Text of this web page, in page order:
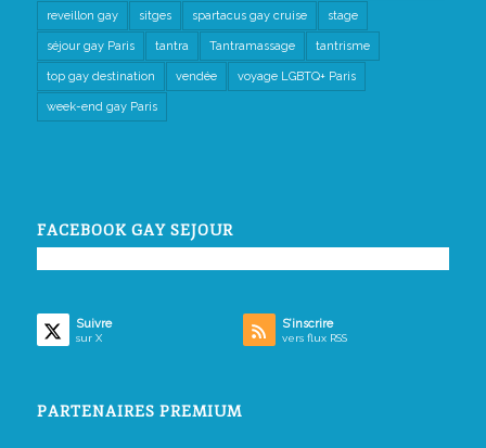
reveillon gay sitges spartacus gay cruise stage
séjour gay Paris tantra Tantramassage tantrisme
top gay destination vendée voyage LGBTQ+ Paris
week-end gay Paris
FACEBOOK GAY SEJOUR
Suivre
sur X
S’inscrire
vers flux RSS
PARTENAIRES PREMIUM